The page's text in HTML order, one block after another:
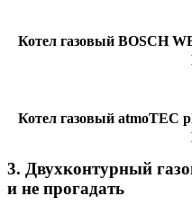
Котел газовый BOSCH
Котел газовый atmoTEC
3. Двухконтурный
и не прогадать